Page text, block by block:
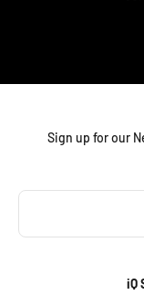
Sign up for our
iQ